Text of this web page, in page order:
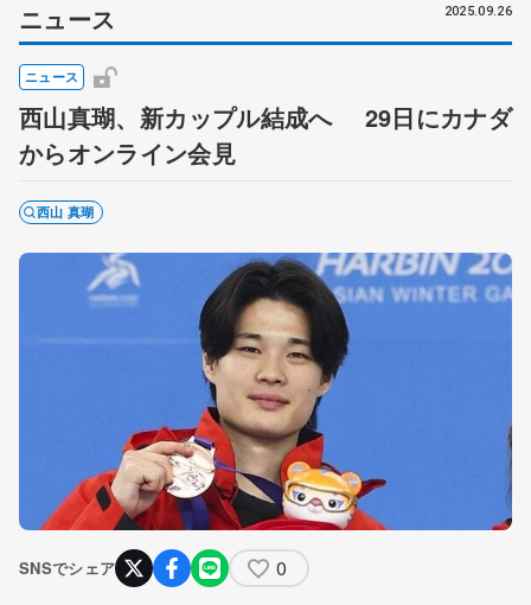
ニュース 2025.09.26
ニュース
西山真瑚、新カップル結成へ 29日にカナダ
からオンライン会見
西山 真瑚
SNSでシェア 0